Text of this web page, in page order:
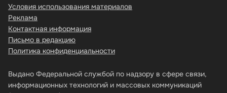
Выдано Федеральной службой по надзору в сфере связи,
информационных технологий и массовых коммуникаций
Условия использования материалов
Реклама
Контактная информация
Письмо в редакцию
Политика конфиденциальности